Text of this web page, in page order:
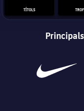
TÍTOLS